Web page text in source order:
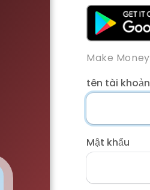
Make Money
tên tài khoản
Mật khẩu